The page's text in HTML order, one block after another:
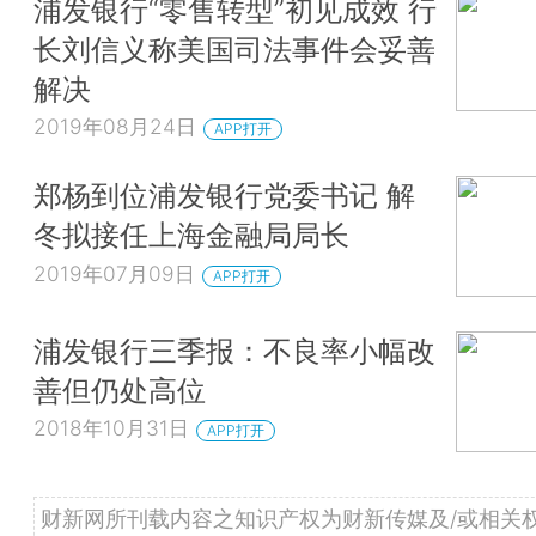
浦发银行“零售转型”初见成效 行
长刘信义称美国司法事件会妥善
解决
2019年08月24日 APP打开
郑杨到位浦发银行党委书记 解
冬拟接任上海金融局局长
2019年07月09日 APP打开
浦发银行三季报：不良率小幅改
善但仍处高位
2018年10月31日 APP打开
财新网所刊载内容之知识产权为财新传媒及/或相关